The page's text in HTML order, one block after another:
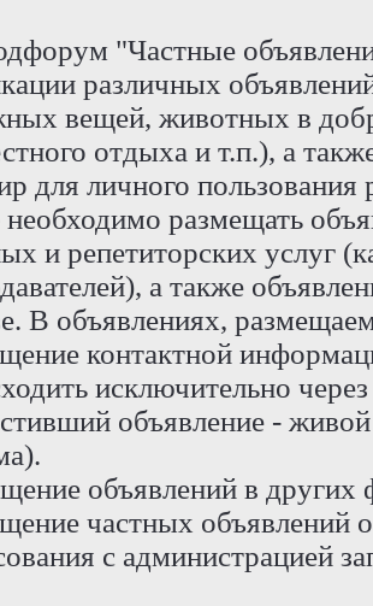
"Частные
различных
вещей, животных в
отдыха и т.п.), а
для личного
необходимо размещать
и репетиторских услуг
а также
В объявлениях,
контактной
исключительно
объявление -
объявлений в
частных объявлений
с администрацией